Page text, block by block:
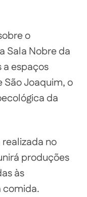
o
Sala Nobre da
a espaços
Joaquim, o
da
no
produções
às
comida.